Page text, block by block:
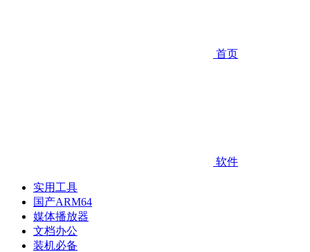
首页
软件
实用工具
国产ARM64
媒体播放器
文档办公
装机必备